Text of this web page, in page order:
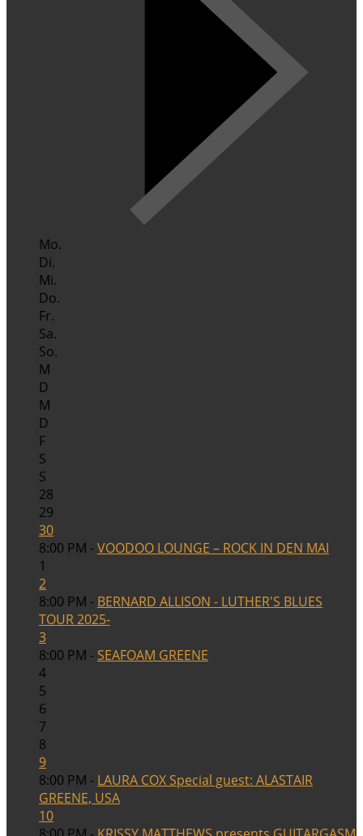
Mo.
Di.
Mi.
Do.
Fr.
Sa.
So.
M
D
M
D
F
S
S
28
29
30
8:00 PM -VOODOO LOUNGE – ROCK IN DEN MAI
1
2
8:00 PM - BERNARD ALLISON - LUTHER'S BLUES
TOUR 2025-
3
8:00 PM - SEAFOAM GREENE
4
5
6
7
8
9
8:00 PM - LAURA COX Special guest: ALASTAIR
GREENE, USA
10